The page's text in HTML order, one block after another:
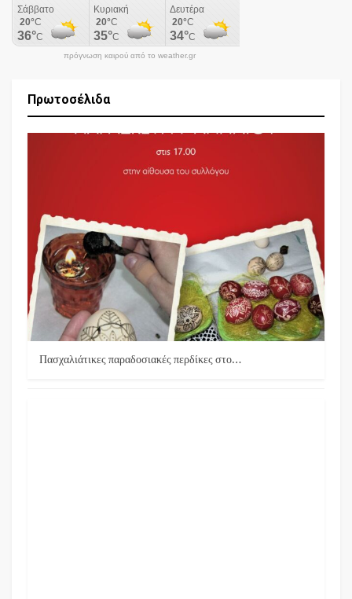
πρόγνωση καιρού από το weather.gr
Πρωτοσέλιδα
Πασχαλιάτικες παραδοσιακές περδίκες στο…